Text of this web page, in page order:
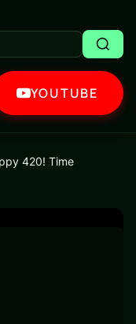
YOUTUBE
420! Time